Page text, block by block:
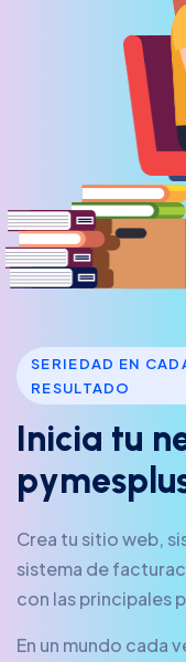
SERIEDAD EN
RESULTADO
Inicia tu n
pymesp u
Crea tu sitio web,
sistema de
con las principales
En un mundo cada